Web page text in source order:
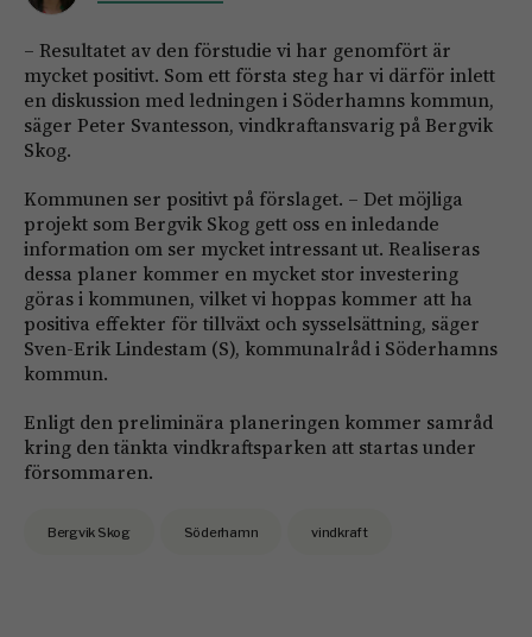
– Resultatet av den förstudie vi har genomfört är
mycket positivt. Som ett första steg har vi därför inlett
en diskussion med ledningen i Söderhamns kommun,
säger Peter Svantesson, vindkraftansvarig på Bergvik
Skog.
Kommunen ser positivt på förslaget. – Det möjliga
projekt som Bergvik Skog gett oss en inledande
information om ser mycket intressant ut. Realiseras
dessa planer kommer en mycket stor investering
göras i kommunen, vilket vi hoppas kommer att ha
positiva effekter för tillväxt och sysselsättning, säger
Sven-Erik Lindestam (S), kommunalråd i Söderhamns
kommun.
Enligt den preliminära planeringen kommer samråd
kring den tänkta vindkraftsparken att startas under
försommaren.
Bergvik Skog Söderhamn vindkraft